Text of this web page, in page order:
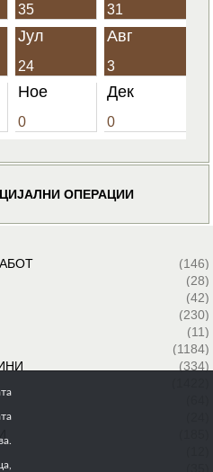
35 31
Јул
24
Авг
3
Ное
0
Дек
0
ОПЕРАЦИИ
(146)
(28)
(42)
(230)
(11)
(1184)
(334)